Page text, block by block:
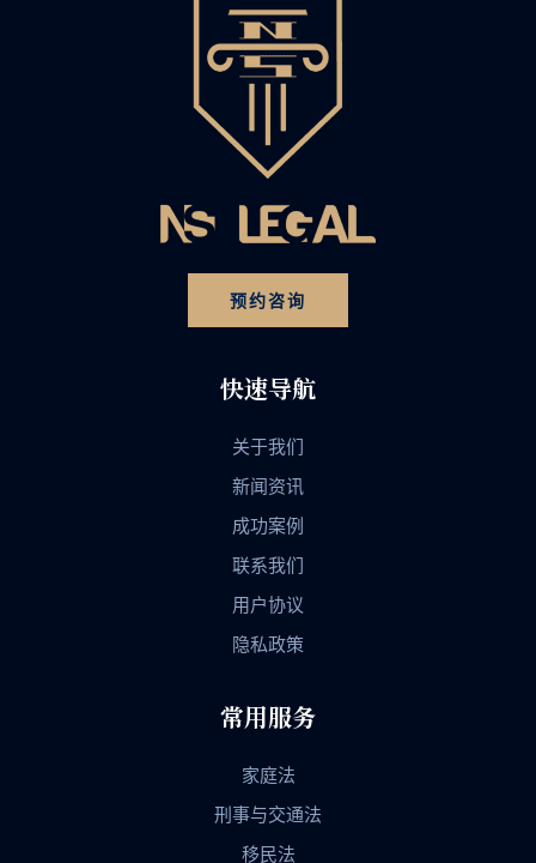
预约咨询
快速导航
关于我们
新闻资讯
成功案例
联系我们
用户协议
隐私政策
常用服务
家庭法
刑事与交通法
移民法